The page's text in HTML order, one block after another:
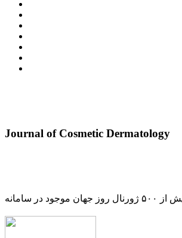
Journal of Cosmetic Dermatology
در سامانه